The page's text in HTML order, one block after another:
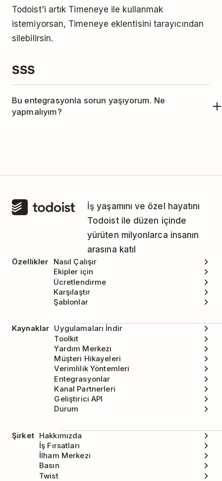
Todoist'i artık Timeneye ile kullanmak
istemiyorsan, Timeneye eklentisini tarayıcından
silebilirsin.
SSS
Bu entegrasyonla sorun yaşıyorum. Ne
yapmalıyım?
İş yaşamını ve özel hayatını
Todoist ile düzen içinde
yürüten milyonlarca insanın
arasına katıl
Özellikler
Nasıl Çalışır
Ekipler için
Ücretlendirme
Karşılaştır
Şablonlar
Kaynaklar Uygulamaları İndir
Toolkit
Yardım Merkezi
Müşteri Hikayeleri
Verimlilik Yöntemleri
Entegrasyonlar
Kanal Partnerleri
Geliştirici API
Durum
Şirket Hakkımızda
İş Fırsatları
İlham Merkezi
Basın
Twist